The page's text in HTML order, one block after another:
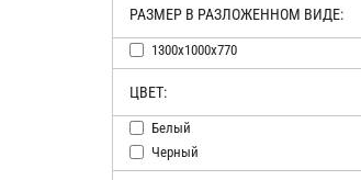
РАЗМЕР В РАЗЛОЖЕННОМ ВИДЕ:
1300х1000х770
ЦВЕТ:
Белый
Черный